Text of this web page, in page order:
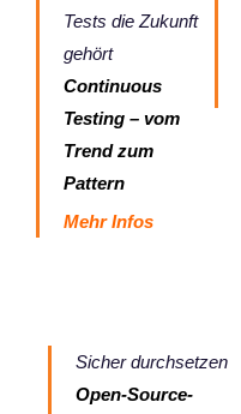
Tests die Zukunft
gehört
Continuous
Testing – vom
Trend zum
Pattern
Mehr Infos
Sicher durchsetzen
Open-Source-